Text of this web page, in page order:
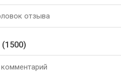
(1500)